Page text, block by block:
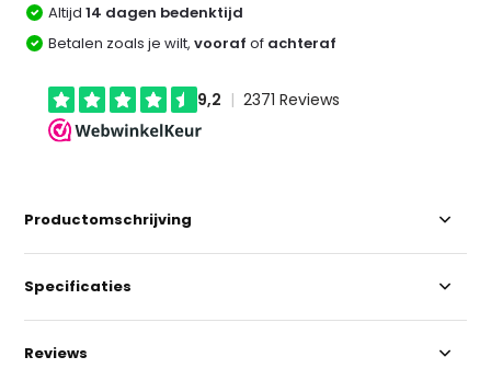
Altijd14 dagen bedenktijd
Betalen zoals je wilt,vooraf of achteraf
Productomschrijving
Specificaties
Reviews